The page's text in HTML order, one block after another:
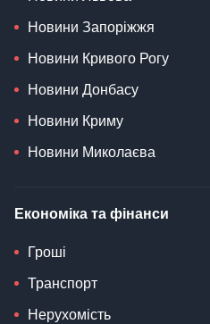
Новини Запоріжжя
Новини Кривого Рогу
Новини Донбасу
Новини Криму
Новини Миколаєва
Економіка та фінанси
Гроші
Транспорт
Нерухомість